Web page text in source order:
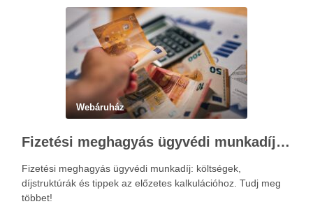
Webáruház
Fizetési meghagyás ügyvédi munkadíja: teljes költségvetési útmutató
Fizetési meghagyás ügyvédi munkadíj: költségek,
díjstruktúrák és tippek az előzetes kalkulációhoz. Tudj meg
többet!